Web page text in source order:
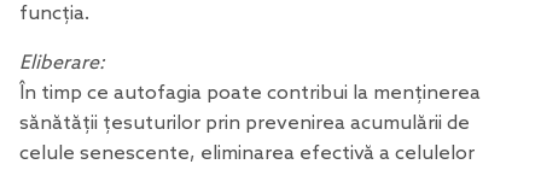
funcția.
Eliberare:
În timp ce autofagia poate contribui la menținerea
sănătății țesuturilor prin prevenirea acumulării de
celule senescente, eliminarea efectivă a celulelor